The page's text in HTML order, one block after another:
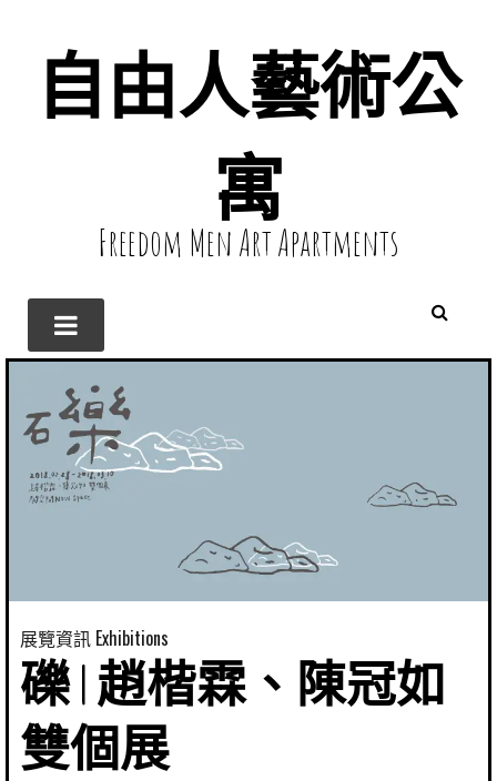
自由人藝術公
寓
Freedom Men Art Apartments
展覽資訊 Exhibitions
礫 | 趙楷霖、陳冠如
雙個展